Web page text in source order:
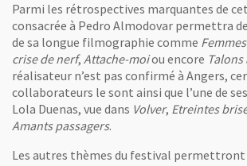
Parmi les rétrospectives marquantes de
consacrée à Pedro Almodovar permettra
de sa longue filmographie comme
crise de nerf, Attache-moiou encore
réalisateur n’est pas confirmé à Angers,
collaborateurs le sont ainsi que l’une de
Lola Duenas, vue dans Volver, Etreintes
Amants passagers.
Les autres thèmes du festival permettront